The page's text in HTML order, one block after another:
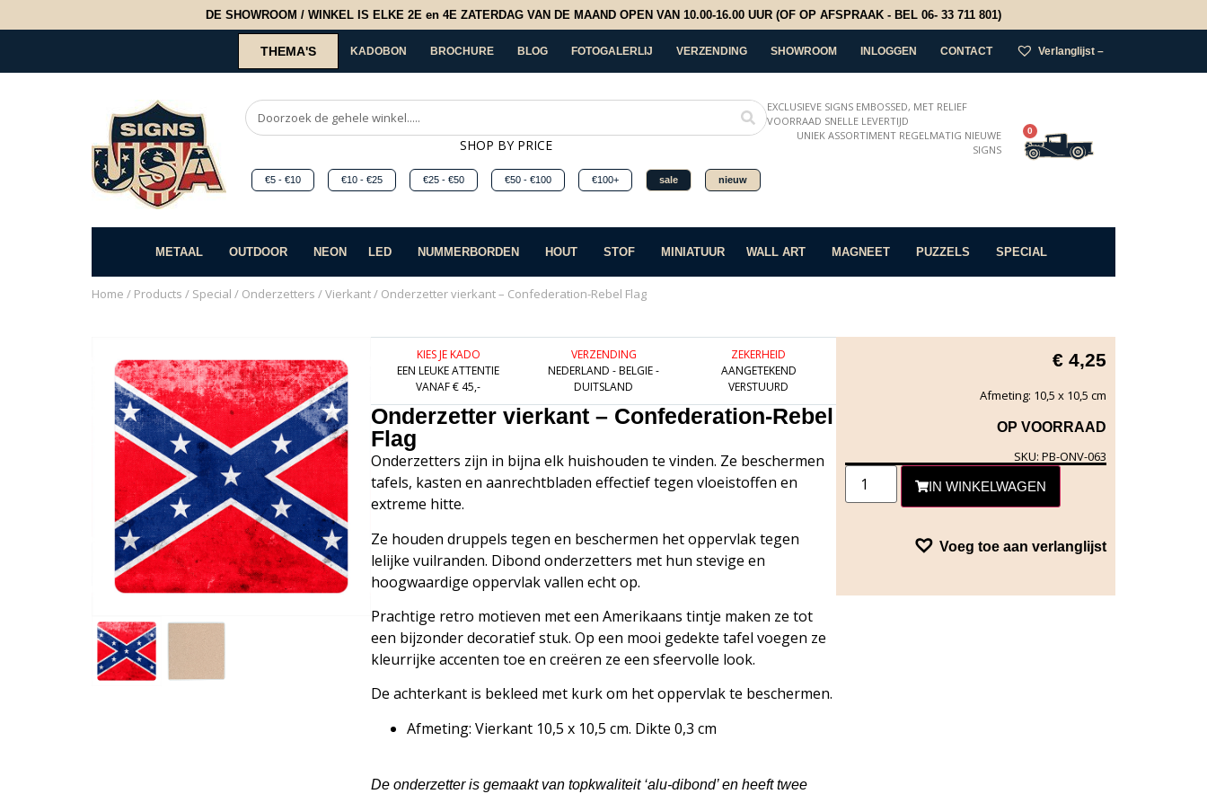
DE SHOWROOM / WINKEL IS ELKE 2E en 4E ZATERDAG VAN DE MAAND OPEN VAN 10.00-16.00 UUR (OF OP AFSPRAAK - BEL 06- 33 711 801)
THEMA'S KADOBON BROCHURE BLOG FOTOGALERLIJ VERZENDING SHOWROOM INLOGGEN CONTACT Verlanglijst –
SHOP BY PRICE
€5 - €10 €10 - €25 €25 - €50 €50 - €100 €100+ sale nieuw
EXCLUSIEVE SIGNS EMBOSSED, MET RELIEF
VOORRAAD SNELLE LEVERTIJD
UNIEK ASSORTIMENT REGELMATIG NIEUWE
SIGNS
0
METAAL OUTDOOR NEON LED NUMMERBORDEN HOUT STOF MINIATUUR WALL ART MAGNEET PUZZELS SPECIAL
Home / Products / Special / Onderzetters /Vierkant/ Onderzetter vierkant – Confederation-Rebel Flag
KIES JE KADO
EEN LEUKE ATTENTIE
VANAF € 45,-
VERZENDING
NEDERLAND - BELGIE -
DUITSLAND
ZEKERHEID
AANGETEKEND
VERSTUURD
Onderzetter vierkant – Confederation-Rebel
Flag
Onderzetters zijn in bijna elk huishouden te vinden. Ze beschermen
tafels, kasten en aanrechtbladen effectief tegen vloeistoffen en
extreme hitte.
Ze houden druppels tegen en beschermen het oppervlak tegen
lelijke vuilranden. Dibond onderzetters met hun stevige en
hoogwaardige oppervlak vallen echt op.
Prachtige retro motieven met een Amerikaans tintje maken ze tot
een bijzonder decoratief stuk. Op een mooi gedekte tafel voegen ze
kleurrijke accenten toe en creëren ze een sfeervolle look.
De achterkant is bekleed met kurk om het oppervlak te beschermen.
Afmeting: Vierkant 10,5 x 10,5 cm. Dikte 0,3 cm
De onderzetter is gemaakt van topkwaliteit ‘alu-dibond’ en heeft twee
€ 4,25
Afmeting: 10,5 x 10,5 cm
OP VOORRAAD
SKU: PB-ONV-063
IN WINKELWAGEN
Voeg toe aan verlanglijst